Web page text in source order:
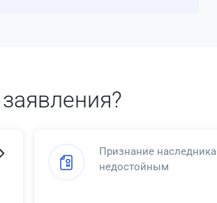
Признание наследника
недостойным